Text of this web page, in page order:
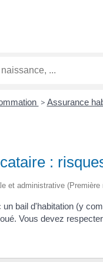
> Assurance
:
et administrative (Première
bail d'habitation (y
Vous devez